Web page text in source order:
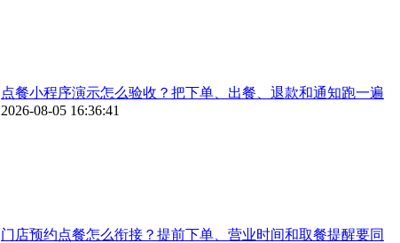
点餐小程序演示怎么验收？把下单、出餐、退款和通知跑一遍
2026-08-05 16:36:41
门店预约点餐怎么衔接？提前下单、营业时间和取餐提醒要同